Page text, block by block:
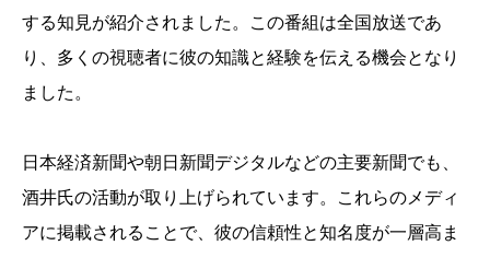
する知見が紹介されました。この番組は全国放送であ
り、多くの視聴者に彼の知識と経験を伝える機会となり
ました。
日本経済新聞や朝日新聞デジタルなどの主要新聞でも、
酒井氏の活動が取り上げられています。これらのメディ
アに掲載されることで、彼の信頼性と知名度が一層高ま